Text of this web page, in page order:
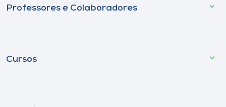
Professores e Colaboradores
Cursos